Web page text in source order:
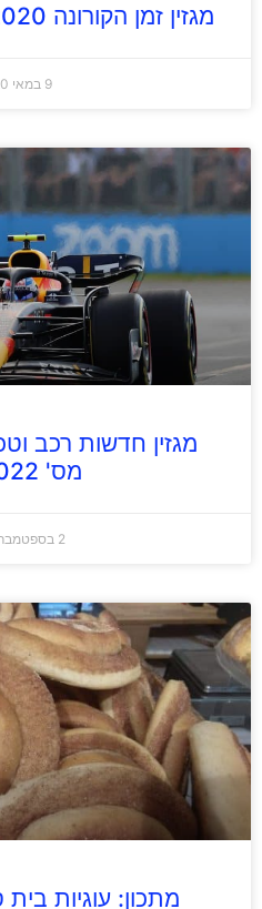
מגזין זמן הקורונה Corona Time 8/2020
9 במאי 2020
מגזין חדשות רכב
מס' 12/2022
2 בספטמבר 2022
מתכון: עוגיות